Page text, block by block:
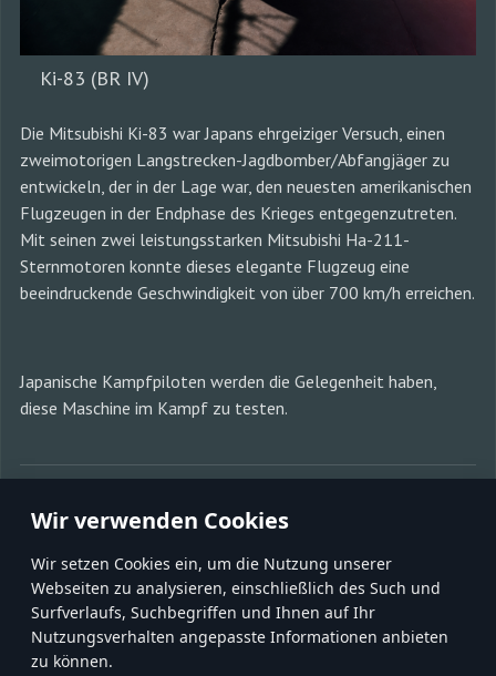
Wir verwenden Cookies
Wir setzen Cookies ein, um die Nutzung unserer
Webseiten zu analysieren, einschließlich des Such und
Surfverlaufs, Suchbegriffen und Ihnen auf Ihr
Nutzungsverhalten angepasste Informationen anbieten
zu können.
Ki-83 (BR IV)
Die Mitsubishi Ki-83 war Japans ehrgeiziger Versuch, einen
zweimotorigen Langstrecken-Jagdbomber/Abfangjäger zu
entwickeln, der in der Lage war, den neuesten amerikanischen
Flugzeugen in der Endphase des Krieges entgegenzutreten.
Mit seinen zwei leistungsstarken Mitsubishi Ha-211-
Sternmotoren konnte dieses elegante Flugzeug eine
beeindruckende Geschwindigkeit von über 700 km/h erreichen.
Japanische Kampfpiloten werden die Gelegenheit haben,
diese Maschine im Kampf zu testen.